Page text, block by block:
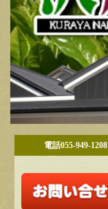
電話055-949-1208